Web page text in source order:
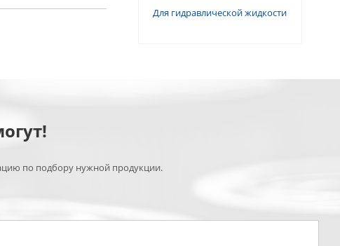
Для гидравлической жидкости
по подбору нужной продукции.